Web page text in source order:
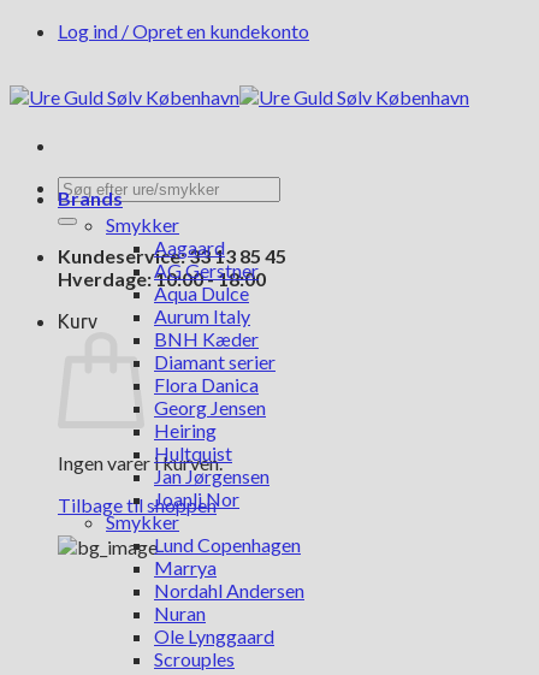
FortsætLog ind / Opret en kundekonto
Søg
efter:
Kundeservice: 33 13 85 45
Hverdage: 10:00 - 18:00
Kurv
Ingen varer i kurven.
Tilbage til shoppen
Brands
Smykker
Aagaard
AG Gerstner
Aqua Dulce
Aurum Italy
BNH Kæder
Diamant serier
Flora Danica
Georg Jensen
Heiring
Hultquist
Jan Jørgensen
Joanli Nor
Smykker
Lund Copenhagen
Marrya
Nordahl Andersen
Nuran
Ole Lynggaard
Scrouples